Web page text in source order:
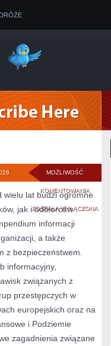
MOŻLIWOŚĆ
KOMENTOWANIAMAFIA
W
POLSCE
ZOSTAŁA WYŁĄCZONA
wielu lat budzi ogromne
jak i odbiorców.
informacji
a także
z bezpieczeństwem.
informacyjny,
związanych z
przestępczych w
europejskich oraz na
i Podziemie
zagadnienia związane